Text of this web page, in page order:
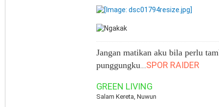
Jangan matikan aku bila perlu
punggungku
SPOR RAIDER
GREEN LIVING
Salam Kereta, Nuwun